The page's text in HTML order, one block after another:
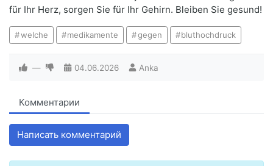
für Ihr Herz, sorgen Sie für Ihr Gehirn. Bleiben Sie gesund!
welche medikamente gegen bluthochdruck
— 04.06.2026 Anka
Комментарии
Написать комментарий